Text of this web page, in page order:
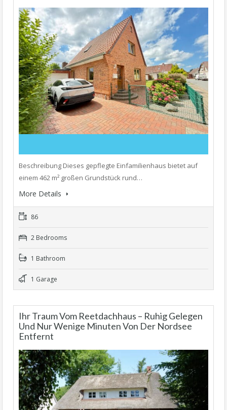
Beschreibung Dieses gepflegte Einfamilienhaus bietet auf
einem 462 m² großen Grundstück rund…
More Details
86
2 Bedrooms
1 Bathroom
1 Garage
Ihr Traum Vom Reetdachhaus – Ruhig Gelegen
Und Nur Wenige Minuten Von Der Nordsee
Entfernt